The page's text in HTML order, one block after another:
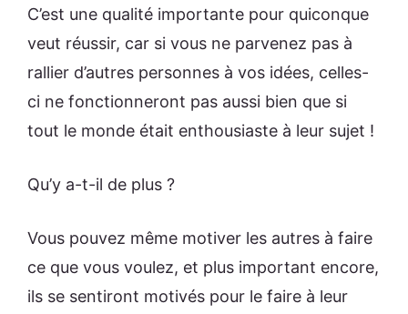
C’est une qualité importante pour quiconque
veut réussir, car si vous ne parvenez pas à
rallier d’autres personnes à vos idées, celles-
ci ne fonctionneront pas aussi bien que si
tout le monde était enthousiaste à leur sujet !
Qu’y a-t-il de plus ?
Vous pouvez même motiver les autres à faire
ce que vous voulez, et plus important encore,
ils se sentiront motivés pour le faire à leur